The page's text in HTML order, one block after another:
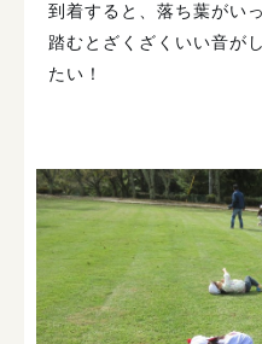
到着すると、落ち葉がい
踏むとざくざくいい音が
たい！